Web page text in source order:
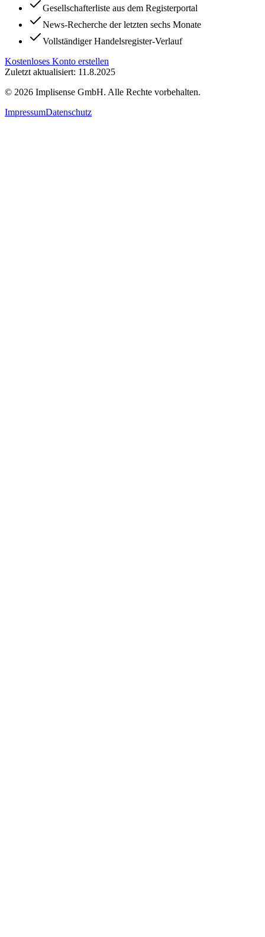
Gesellschafterliste aus dem Registerportal
News-Recherche der letzten sechs Monate
Vollständiger Handelsregister-Verlauf
Kostenloses Konto erstellen
Zuletzt aktualisiert: 11.8.2025
© 2026 Implisense GmbH. Alle Rechte vorbehalten.
ImpressumDatenschutz